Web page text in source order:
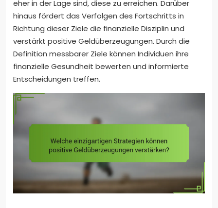
eher in der Lage sind, diese zu erreichen. Darüber
hinaus fördert das Verfolgen des Fortschritts in
Richtung dieser Ziele die finanzielle Disziplin und
verstärkt positive Geldüberzeugungen. Durch die
Definition messbarer Ziele können Individuen ihre
finanzielle Gesundheit bewerten und informierte
Entscheidungen treffen.